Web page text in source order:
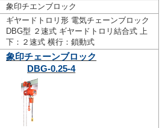
象印チエンブロック
ギヤードトロリ形 電気チェーンブロック
DBG型 ２速式 ギヤードトロリ結合式 上
下：２速式 横行：鎖動式
象印チェーンブロック
DBG-0.25-4